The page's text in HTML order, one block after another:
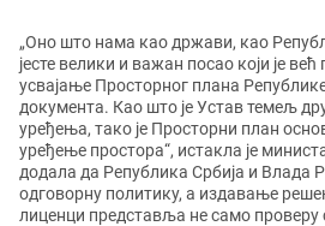
„Оно што нама као држави, као
јесте велики и важан посао који је већ
усвајање Просторног плана
документа. Као што је Устав темељ
уређења, тако је Просторни план
уређење простора“, истакла је
додала да Република Србија и Влада
одговорну политику, а издавање
лиценци представља не само проверу